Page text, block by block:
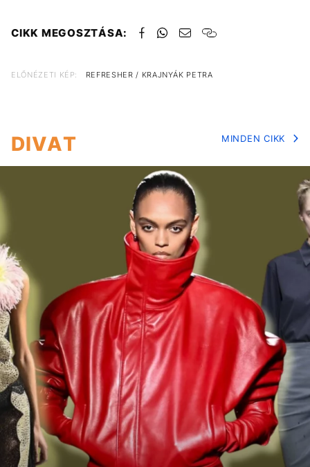
CIKK MEGOSZTÁSA:
ELŐNÉZETI KÉP: REFRESHER / KRAJNYÁK PETRA
DIVAT MINDEN CIKK